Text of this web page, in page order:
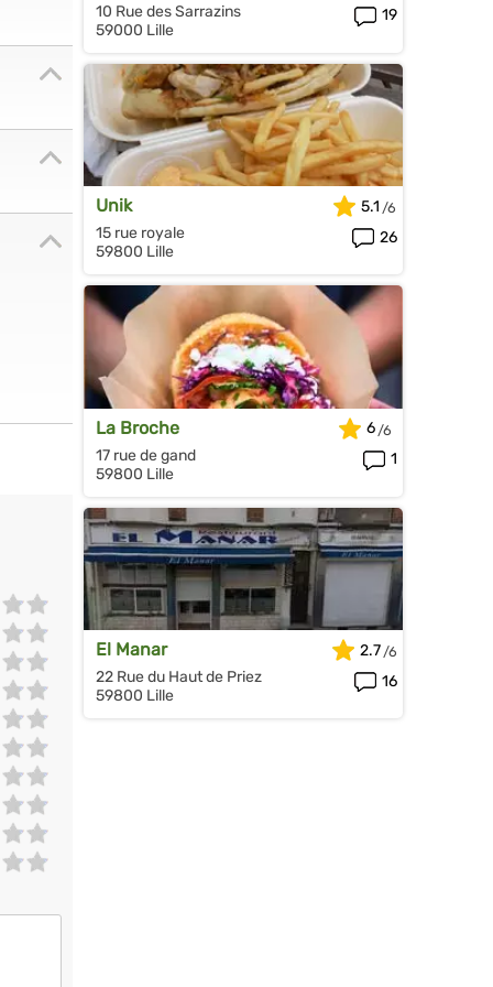
10 Rue des Sarrazins
59000 Lille
19
Unik
15 rue royale
59800 Lille
5.1
26
La Broche
17 rue de gand
59800 Lille
6
1
El Manar
22 Rue du Haut de Priez
59800 Lille
2.7
16